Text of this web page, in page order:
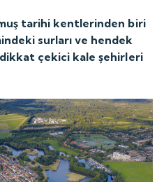
tarihi kentlerinden biri
surları ve hendek
çekici kale şehirleri